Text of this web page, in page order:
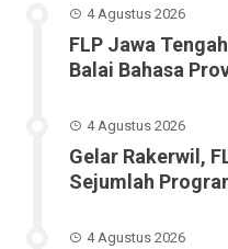
4 Agustus 2026
FLP Jawa
Balai Bahasa
4 Agustus 2026
Gelar Rakerwil,
Sejumlah
4 Agustus 2026